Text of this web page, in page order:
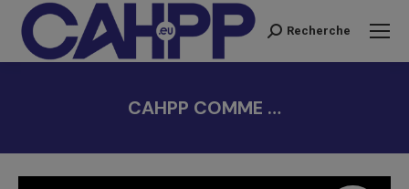
Recherche
Recherche
CAHPP COMME …